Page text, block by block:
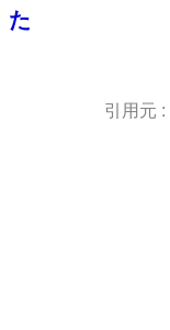
た
引用元 :